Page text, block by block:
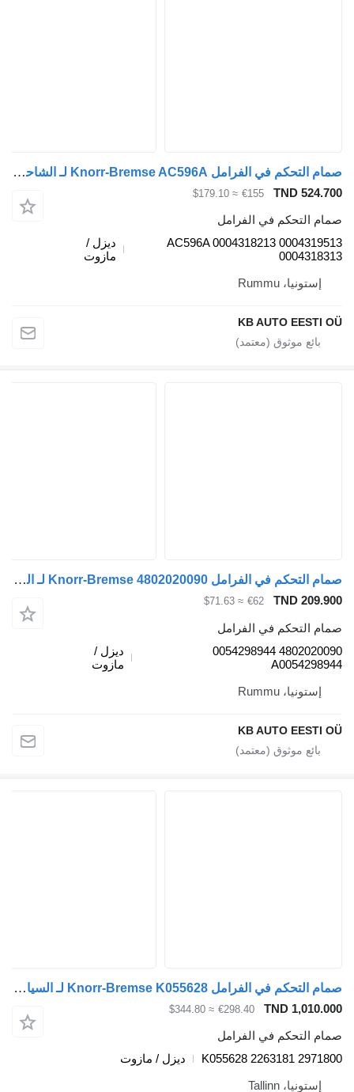
صمام التحكم في الفرامل Knorr-Bremse AC596A لـ الشاحنات Mercedes-Benz Actros, Axor MP1, MP2, MP3 (1996-2014)
TND
€155
≈ $179.10
التحكم في الفرامل
AC596A 0004318213
ديزل /
مازوت
إستونيا، Rummu
KB AUTO EESTI
صمام التحكم في الفرامل Knorr-Bremse 4802020090 لـ الشاحنات Mercedes-Benz Actros, Axor MP1, MP2, MP3 (1996-2014)
TND
€62
≈ $71.63
التحكم في الفرامل
4802020090 0054298944
ديزل /
مازوت
إستونيا، Rummu
KB AUTO EESTI
صمام التحكم في الفرامل Knorr-Bremse K055628 لـ السيارات القاطرة Scania L,P,G,R,S-series (2016-)
TND
€298.40
≈ $344.80
التحكم في الفرامل
K055628 2263181
ديزل / مازوت
إستونيا، Tallinn